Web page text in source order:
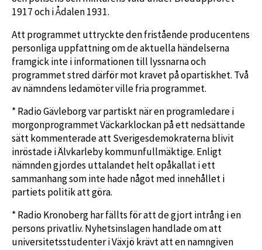
1917 och i Ådalen 1931.
Att programmet uttryckte den fristående producentens
personliga uppfattning om de aktuella händelserna
framgick inte i informationen till lyssnarna och
programmet stred därför mot kravet på opartiskhet. Två
av nämndens ledamöter ville fria programmet.
* Radio Gävleborg var partiskt när en programledare i
morgonprogrammet Väckarklockan på ett nedsättande
sätt kommenterade att Sverigesdemokraterna blivit
inröstade i Älvkarleby kommunfullmäktige. Enligt
nämnden gjordes uttalandet helt opåkallat i ett
sammanhang som inte hade något med innehållet i
partiets politik att göra.
* Radio Kronoberg har fällts för att de gjort intrång i en
persons privatliv. Nyhetsinslagen handlade om att
universitetsstudenter i Växjö krävt att en namngiven